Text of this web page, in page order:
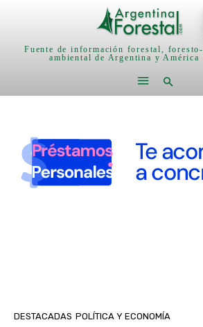
Fuente de información forestal,
ambiental de Argentina y América
DESTACADAS POLÍTICA Y ECONOMÍA